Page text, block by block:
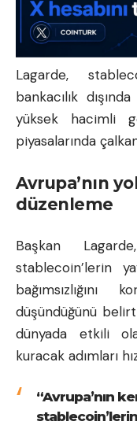
Lagarde,
bankacılık
yüksek hacimli
piyasalarında
Avrupa’nın
düzenleme
Başkan
stablecoin’lerin
düşündüğünü
dünyada etkili
kuracak adımları
“Avrupa’nın